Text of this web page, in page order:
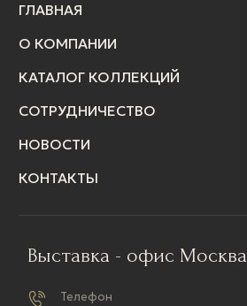
ГЛАВНАЯ
О КОМПАНИИ
КАТАЛОГ КОЛЛЕКЦИЙ
СОТРУДНИЧЕСТВО
НОВОСТИ
КОНТАКТЫ
Выставка - офис Москва
Телефон